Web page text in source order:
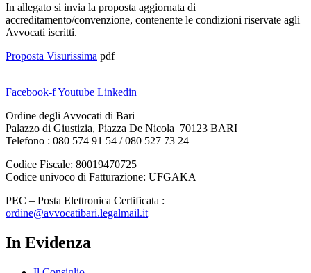
In allegato si invia la proposta aggiornata di
accreditamento/convenzione, contenente le condizioni riservate agli
Avvocati iscritti.
Proposta Visurissima pdf
Facebook-fYoutube Linkedin
Ordine degli Avvocati di Bari
Palazzo di Giustizia, Piazza De Nicola 70123 BARI
Telefono : 080 574 91 54 / 080 527 73 24
Codice Fiscale: 80019470725
Codice univoco di Fatturazione: UFGAKA
PEC – Posta Elettronica Certificata :
ordine@avvocatibari.legalmail.it
In Evidenza